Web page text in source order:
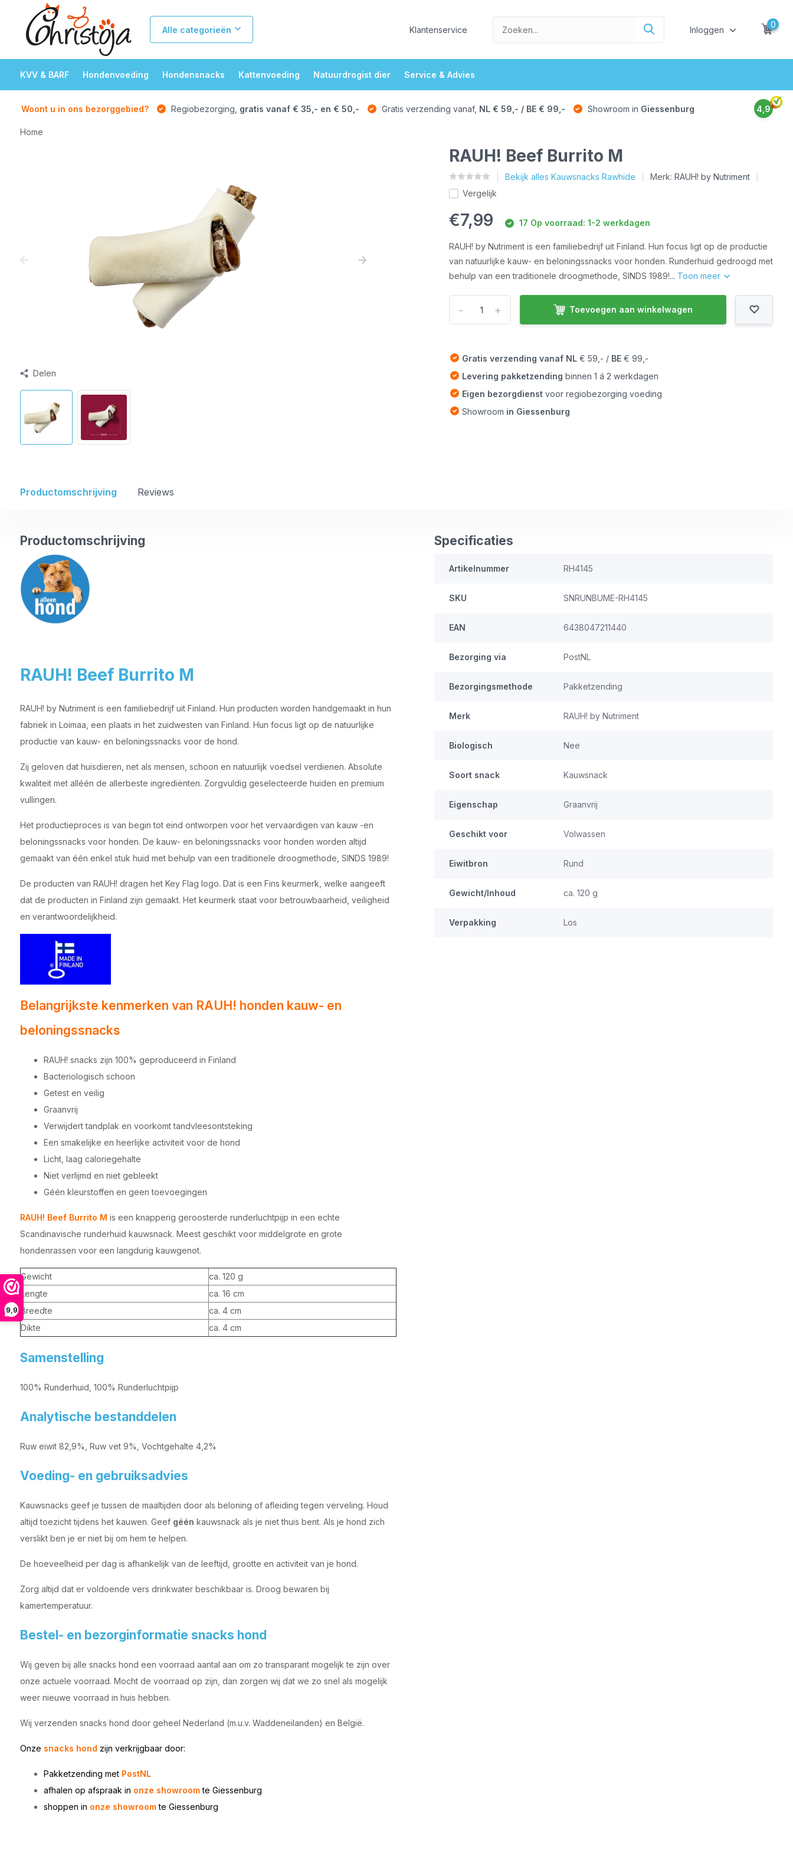
9,9
Alle categorieën Klantenservice Inloggen
0
KVV & BARF Hondenvoeding Hondensnacks Kattenvoeding Natuurdrogist dier Service & Advies
Woont u in ons bezorggebied? Regiobezorging, gratis vanaf € 35,- en € 50,- Gratis verzending vanaf, NL € 59,- / BE € 99,- Showroom in Giessenburg 4,9
Home
Delen
RAUH! Beef Burrito M
Bekijk alles Kauwsnacks Rawhide Merk:RAUH! by Nutriment
Vergelijk
€7,99 17 Op voorraad: 1-2 werkdagen
RAUH! by Nutriment is een familiebedrijf uit Finland. Hun focus ligt op de productie
van natuurlijke kauw- en beloningssnacks voor honden. Runderhuid gedroogd met
behulp van een traditionele droogmethode, SINDS 1989!... Toon meer
+
- Toevoegen aan winkelwagen
Gratis verzending vanaf NL € 59,- / BE € 99,-
Levering pakketzendingbinnen 1 á 2 werkdagen
Eigen bezorgdienstvoor regiobezorging voeding
Showroom in Giessenburg
Productomschrijving Reviews
Productomschrijving
RAUH! Beef Burrito M
RAUH! by Nutriment is een familiebedrijf uit Finland. Hun producten worden handgemaakt in hun
fabriek in Loimaa, een plaats in het zuidwesten van Finland. Hun focus ligt op de natuurlijke
productie van kauw- en beloningssnacks voor de hond.
Zij geloven dat huisdieren, net als mensen, schoon en natuurlijk voedsel verdienen. Absolute
kwaliteit met alléén de allerbeste ingrediënten. Zorgvuldig geselecteerde huiden en premium
vullingen.
Het productieproces is van begin tot eind ontworpen voor het vervaardigen van kauw -en
beloningssnacks voor honden. De kauw- en beloningssnacks voor honden worden altijd
gemaakt van één enkel stuk huid met behulp van een traditionele droogmethode, SINDS 1989!
De producten van RAUH! dragen het Key Flag logo. Dat is een Fins keurmerk, welke aangeeft
dat de producten in Finland zijn gemaakt. Het keurmerk staat voor betrouwbaarheid, veiligheid
en verantwoordelijkheid.
Belangrijkste kenmerken van RAUH! honden kauw- en
beloningssnacks
RAUH! snacks zijn 100% geproduceerd in Finland
Bacteriologisch schoon
Getest en veilig
Graanvrij
Verwijdert tandplak en voorkomt tandvleesontsteking
Een smakelijke en heerlijke activiteit voor de hond
Licht, laag caloriegehalte
Niet verlijmd en niet gebleekt
Géén kleurstoffen en geen toevoegingen
RAUH! Beef Burrito M is een knapperig geroosterde runderluchtpijp in een echte
Scandinavische runderhuid kauwsnack. Meest geschikt voor middelgrote en grote
hondenrassen voor een langdurig kauwgenot.
Gewicht
ca. 120 g
Lengte
ca. 16 cm
Breedte
ca. 4 cm
Dikte
ca. 4 cm
Samenstelling
100% Runderhuid, 100% Runderluchtpijp
Analytische bestanddelen
Ruw eiwit 82,9%, Ruw vet 9%, Vochtgehalte 4,2%
Voeding- en gebruiksadvies
Kauwsnacks geef je tussen de maaltijden door als beloning of afleiding tegen verveling. Houd
altijd toezicht tijdens het kauwen. Geef géén kauwsnack als je niet thuis bent. Als je hond zich
verslikt ben je er niet bij om hem te helpen.
De hoeveelheid per dag is afhankelijk van de leeftijd, grootte en activiteit van je hond.
Zorg altijd dat er voldoende vers drinkwater beschikbaar is. Droog bewaren bij
kamertemperatuur.
Bestel- en bezorginformatie snacks hond
Wij geven bij alle snacks hond een voorraad aantal aan om zo transparant mogelijk te zijn over
onze actuele voorraad. Mocht de voorraad op zijn, dan zorgen wij dat we zo snel als mogelijk
weer nieuwe voorraad in huis hebben.
Wij verzenden snacks hond door geheel Nederland (m.u.v. Waddeneilanden) en België.
Onze snacks hond zijn verkrijgbaar door:
Pakketzending met PostNL
afhalen op afspraak in onze showroomte Giessenburg
shoppen in onze showroomte Giessenburg
Specificaties
Artikelnummer RH4145
SKU SNRUNBUME-RH4145
EAN 6438047211440
Bezorging via PostNL
Bezorgingsmethode Pakketzending
Merk RAUH! by Nutriment
Biologisch Nee
Soort snack Kauwsnack
Eigenschap Graanvrij
Geschikt voor Volwassen
Eiwitbron Rund
Gewicht/Inhoud ca. 120 g
Verpakking Los